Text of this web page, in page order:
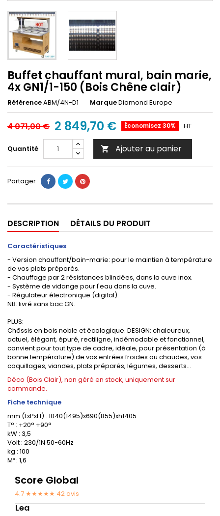
Buffet chauffant mural, bain marie,
4x GN1/1-150 (Bois Chêne clair)
RéférenceABM/4N-D1 MarqueDiamond Europe
4 071,00 € 2 849,70 € Économisez 30% HT
Quantité  Ajouter au panier
Partager
DESCRIPTION DÉTAILS DU PRODUIT
Caractéristiques
- Version chauffant/bain-marie: pour le maintien à température
de vos plats préparés.
- Chauffage par 2 résistances blindées, dans la cuve inox.
- Système de vidange pour l'eau dans la cuve.
- Régulateur électronique (digital).
NB: livré sans bac GN.
PLUS:
Châssis en bois noble et écologique. DESIGN: chaleureux,
actuel, élégant, épuré, rectiligne, indémodable et fonctionnel,
convient pour tout type de cadre, idéale, pour présentation (à
bonne température) de vos entrées froides ou chaudes, vos
coquillages, viandes, plats préparés, légumes, desserts...
Déco (Bois Clair), non géré en stock, uniquement sur
commande.
Fiche technique
mm (LxPxH) : 1040(1495)x690(855)xh1405
T° : +20° +90°
kW : 3,5
Volt : 230/1N 50-60Hz
kg : 100
M³ : 1,6
Score Global
4.7 ★★★★★ 42avis
Lea